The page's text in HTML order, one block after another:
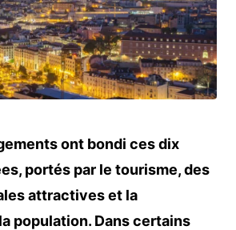
ont bondi ces dix
portés par le tourisme, des
attractives et la
population. Dans certains